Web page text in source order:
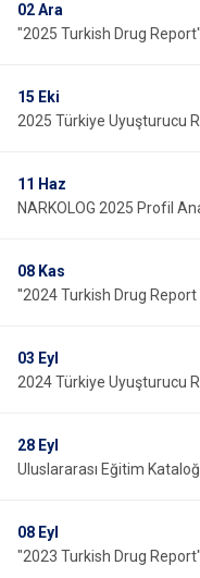
02Ara
"2025 Turkish Drug Report"
15 Eki
2025 Türkiye Uyuşturucu
11 Haz
NARKOLOG 2025 Profil
08 Kas
''2024 Turkish Drug Report
03 Eyl
2024 Türkiye Uyuşturucu
28 Eyl
Uluslararası Eğitim
08 Eyl
"2023 Turkish Drug Report"